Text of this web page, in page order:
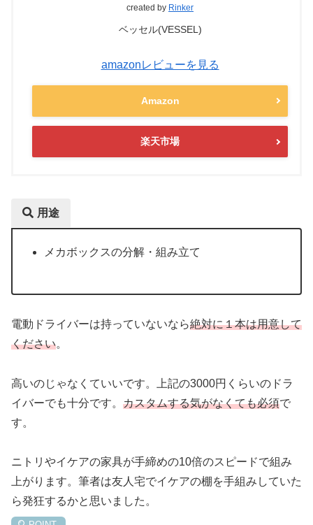
created by Rinker
ベッセル(VESSEL)
amazonレビューを見る
Amazon
楽天市場
用途
メカボックスの分解・組み立て
電動ドライバーは持っていないなら絶対に１本は用意して
ください。
高いのじゃなくていいです。上記の3000円くらいのドラ
イバーでも十分です。 カスタムする気がなくても必須で
す。
ニトリやイケアの家具が手締めの10倍のスピードで組み
上がります。筆者は友人宅でイケアの棚を手組みしていた
ら発狂するかと思いました。